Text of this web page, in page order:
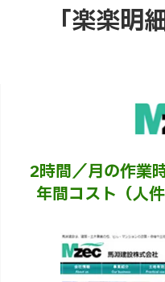
「楽楽明
2時間／月の作業
年間コスト（人